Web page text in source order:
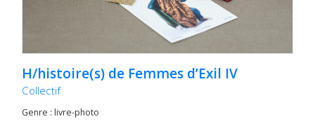
H/histoire(s) de Femmes d’Exil IV
Collectif
Genre : livre-photo